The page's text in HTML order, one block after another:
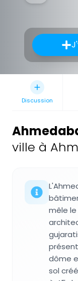
Discussion
ville à
mêle
dôme
sol